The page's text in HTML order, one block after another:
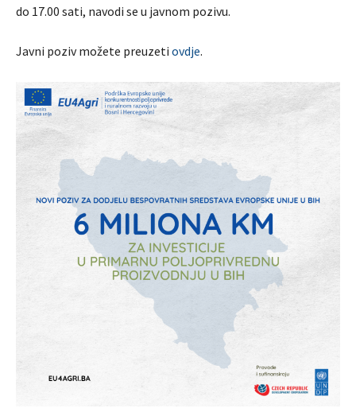
do 17.00 sati, navodi se u javnom pozivu.
Javni poziv možete preuzeti ovdje.